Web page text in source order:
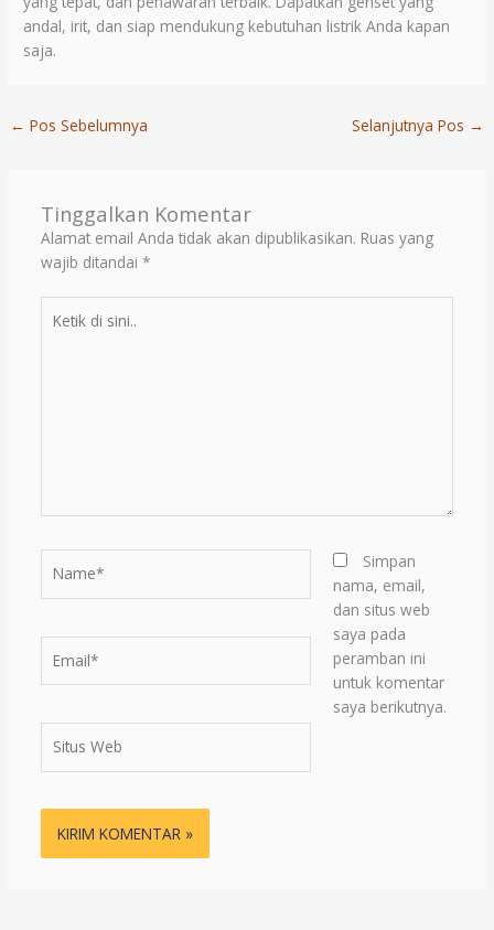
andal, irit, dan siap mendukung kebutuhan listrik Anda kapan
saja.
← Pos Sebelumnya Selanjutnya Pos →
Tinggalkan Komentar
Alamat email Anda tidak akan dipublikasikan. Ruas yang
wajib ditandai *
Web
Simpan
nama, email,
dan situs web
saya pada
peramban ini
untuk komentar
saya berikutnya.